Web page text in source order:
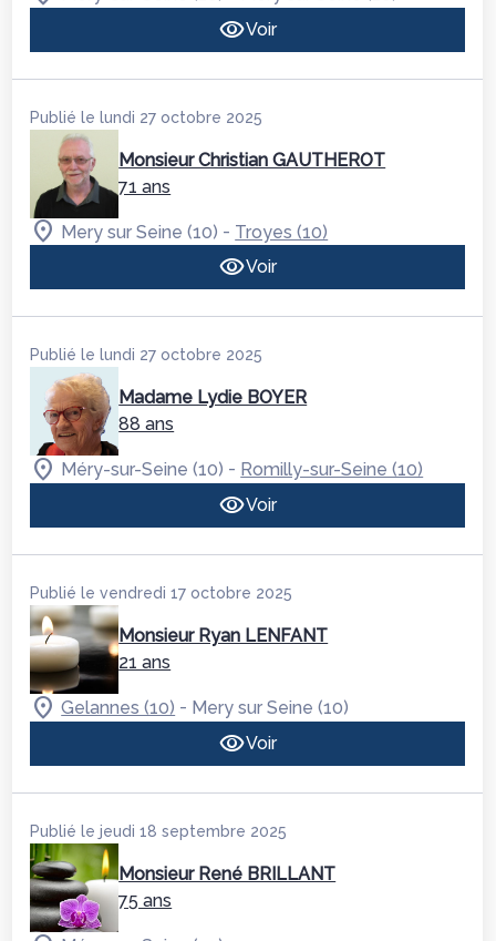
Voir
Publié le lundi 27 octobre 2025
Monsieur Christian GAUTHEROT
71 ans
Mery sur Seine (10) - Troyes (10)
Voir
Publié le lundi 27 octobre 2025
Madame Lydie BOYER
88 ans
Méry-sur-Seine (10) - Romilly-sur-Seine (10)
Voir
Publié le vendredi 17 octobre 2025
Monsieur Ryan LENFANT
21 ans
Gelannes (10) - Mery sur Seine (10)
Voir
Publié le jeudi 18 septembre 2025
Monsieur René BRILLANT
75 ans